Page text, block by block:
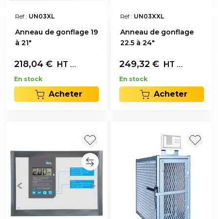
Réf : UN03XL
Anneau de gonflage 19
à 21"
218,04 € HT L'unité
En stock
Acheter
Réf : UN03XXL
Anneau de gonflage
22.5 à 24"
249,32 € HT L'unité
En stock
Acheter